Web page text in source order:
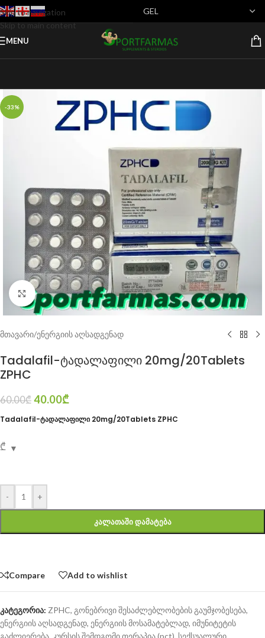
Skip to navigation
Skip to main content
MENU
-33%
Click to enlarge
მთავარი/ენერგიის აღსადგენად
Tadalafil-ტადალაფილი 20mg/20Tablets
ZPHC
60.00₾ 40.00₾
Tadalafil-ტადალაფილი 20mg/20Tablets ZPHC
₾
- +
ᲙᲐᲚᲐᲗᲐᲨᲘ ᲓᲐᲛᲐᲢᲔᲑᲐ
Compare Add to wishlist
კატეგორია: ZPHC, გონებრივი შესაძლებლობების გაუმჯობესება,
ენერგიის აღსადგენად, ენერგიის მოსამატებლად, იმუნიტეტის
გაძლიერება, კურსის შემდგომი თერაპია (pct), სექსუალური